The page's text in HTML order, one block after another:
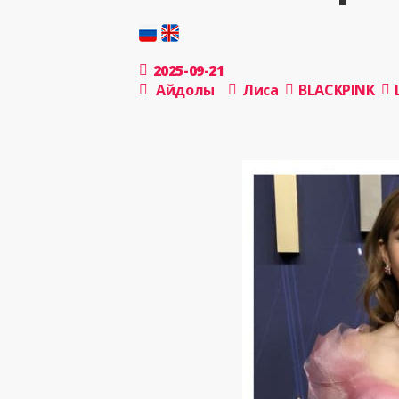
2025-09-21
Айдолы
Лиса BLACKPINK